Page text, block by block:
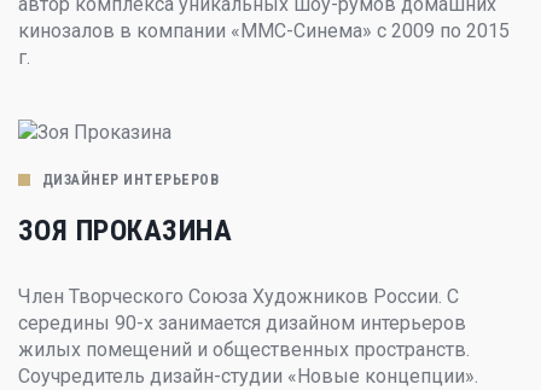
кинозалов в компании «ММС-Синема» с 2009 по 2015
г.
ДИЗАЙНЕР ИНТЕРЬЕРОВ
ЗОЯ ПРОКАЗИНА
Член Творческого Союза Художников России. С
середины 90-х занимается дизайном интерьеров
жилых помещений и общественных пространств.
Соучредитель дизайн-студии «Новые концепции».